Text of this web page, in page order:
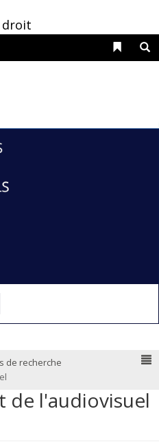
droit
Liens
de recherche
de l'audiovisuel